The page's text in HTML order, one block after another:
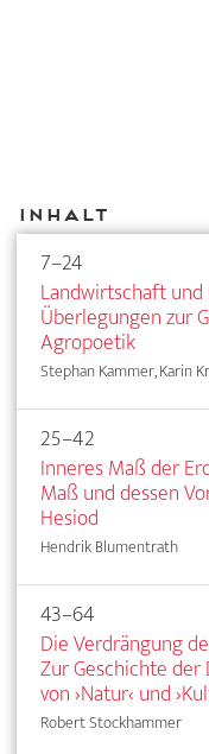
Inhalt
7–24
Landwirtschaft
Überlegungen zur
Agropoetik
Stephan Kammer, Karin
25–42
Inneres Maß der
Maß und dessen
Hesiod
Hendrik Blumentrath
43–64
Die Verdrängung
Zur Geschichte
von ›Natur‹ und
Robert Stockhammer